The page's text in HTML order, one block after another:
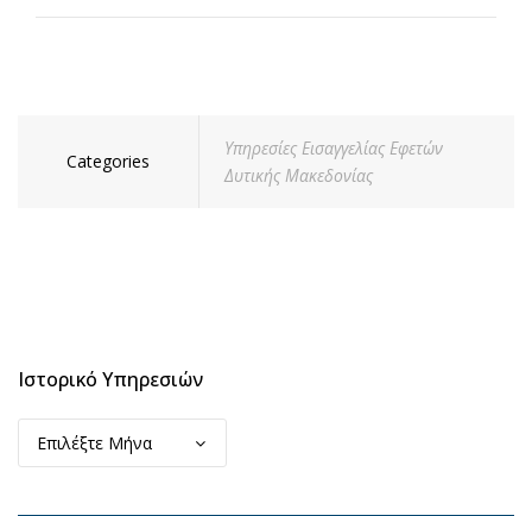
Categories
Υπηρεσίες Εισαγγελίας Εφετών
Δυτικής Μακεδονίας
Ιστορικό Υπηρεσιών
Ιστορικό
Υπηρεσιών